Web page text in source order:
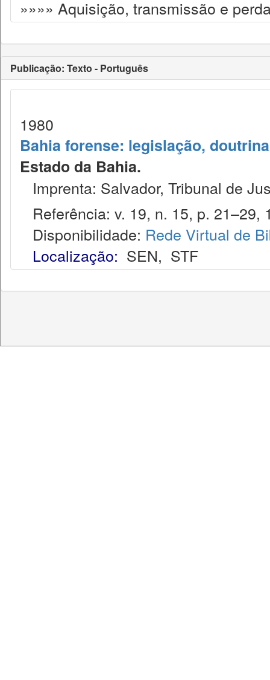
»»»» Aquisição, transmissão e
Publicação: Texto - Português
1980
Bahia forense: legislação,
Estado da Bahia.
Imprenta: Salvador, Tribunal de
Referência: v. 19, n. 15, p. 21–29,
Disponibilidade: Rede Virtual de
Localização: SEN, STF